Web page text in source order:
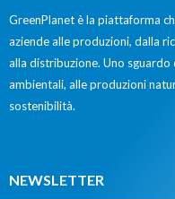
GreenPlanet è la piattaforma
aziende alle produzioni, dalla
alla distribuzione. Uno
ambientali, alle produzioni
sostenibilità.
NEWSLETTER